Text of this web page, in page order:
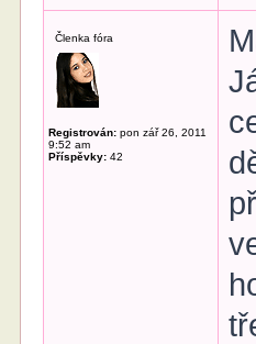
Členka fóra
Registrován: pon zář 26, 2011
9:52 am
Příspěvky: 42